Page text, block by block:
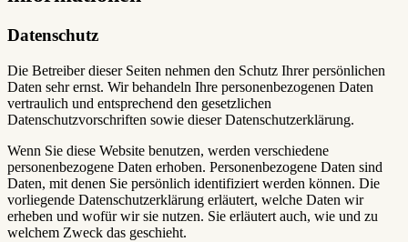
Datenschutz
Die Betreiber dieser Seiten nehmen den Schutz Ihrer persönlichen
Daten sehr ernst. Wir behandeln Ihre personenbezogenen Daten
vertraulich und entsprechend den gesetzlichen
Datenschutzvorschriften sowie dieser Datenschutzerklärung.
Wenn Sie diese Website benutzen, werden verschiedene
personenbezogene Daten erhoben. Personenbezogene Daten sind
Daten, mit denen Sie persönlich identifiziert werden können. Die
vorliegende Datenschutzerklärung erläutert, welche Daten wir
erheben und wofür wir sie nutzen. Sie erläutert auch, wie und zu
welchem Zweck das geschieht.